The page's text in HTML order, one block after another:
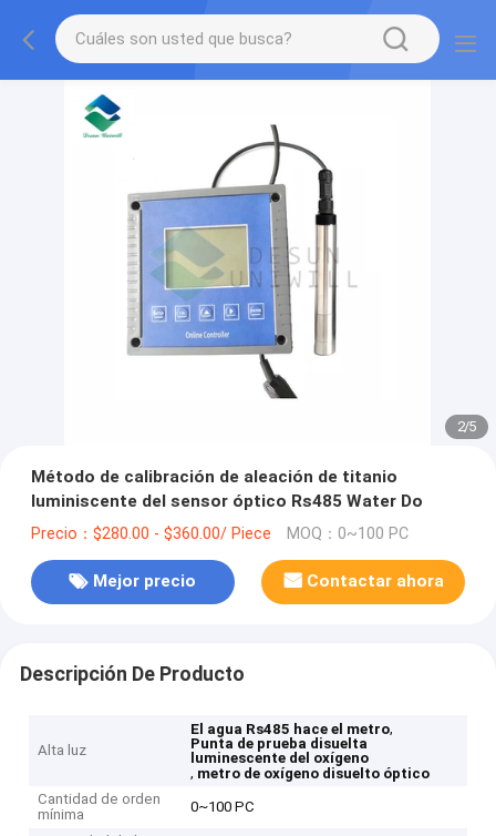
2/5
Método de calibración de aleación de titanio
luminiscente del sensor óptico Rs485 Water Do
Precio：$280.00 - $360.00/ Piece MOQ：0~100 PC
Mejor precio Contactar ahora
Descripción De Producto
Alta luz
El agua Rs485 hace el metro,
Punta de prueba disuelta
luminescente del oxígeno
, metro de oxígeno disuelto óptico
Cantidad de orden
mínima
0~100 PC